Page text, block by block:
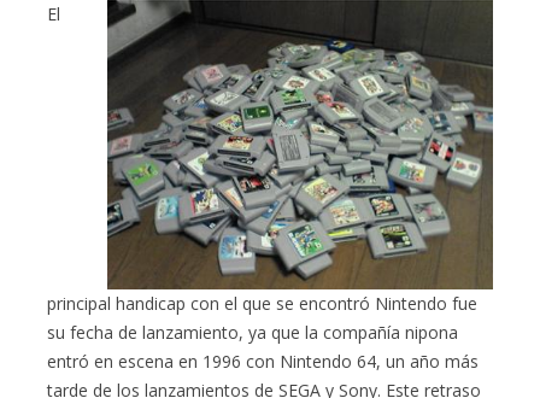
El
principal handicap con el que se encontró Nintendo fue
su fecha de lanzamiento, ya que la compañía nipona
entró en escena en 1996 con Nintendo 64, un año más
tarde de los lanzamientos de SEGA y Sony. Este retraso